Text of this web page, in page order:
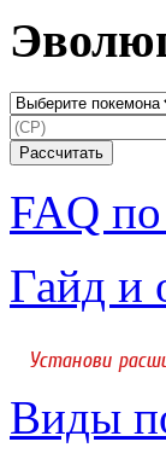
FAQ
Гайд и
Виды